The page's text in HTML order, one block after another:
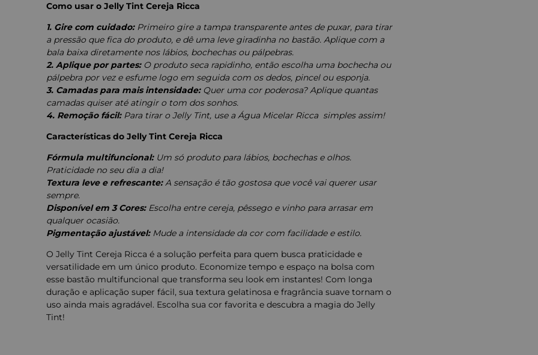
Como usar o Jelly Tint Cereja Ricca
1. Gire com cuidado:Primeiro gire a tampa transparente antes de puxar, para tirar
a pressão que fica do produto, e dê uma leve giradinha no bastão. Aplique com a
bala baixa diretamente nos lábios, bochechas ou pálpebras.
2. Aplique por partes:O produto seca rapidinho, então escolha uma bochecha ou
pálpebra por vez e esfume logo em seguida com os dedos, pincel ou esponja.
3. Camadas para mais intensidade:Quer uma cor poderosa? Aplique quantas
camadas quiser até atingir o tom dos sonhos.
4. Remoção fácil:Para tirar o Jelly Tint, use a Água Micelar Ricca  simples assim!
Características do Jelly Tint Cereja Ricca
Fórmula multifuncional:Um só produto para lábios, bochechas e olhos.
Praticidade no seu dia a dia!
Textura leve e refrescante:A sensação é tão gostosa que você vai querer usar
sempre.
Disponível em 3 Cores:Escolha entre cereja, pêssego e vinho para arrasar em
qualquer ocasião.
Pigmentação ajustável:Mude a intensidade da cor com facilidade e estilo.
O Jelly Tint Cereja Ricca é a solução perfeita para quem busca praticidade e
versatilidade em um único produto. Economize tempo e espaço na bolsa com
esse bastão multifuncional que transforma seu look em instantes! Com longa
duração e aplicação super fácil, sua textura gelatinosa e fragrância suave tornam o
uso ainda mais agradável. Escolha sua cor favorita e descubra a magia do Jelly
Tint!